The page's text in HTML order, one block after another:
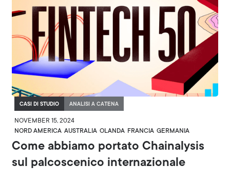
CASI DI STUDIO ANALISI A CATENA
NOVEMBER 15, 2024
NORD AMERICA AUSTRALIA OLANDA FRANCIA GERMANIA
Come abbiamo portato Chainalysis
sul palcoscenico internazionale